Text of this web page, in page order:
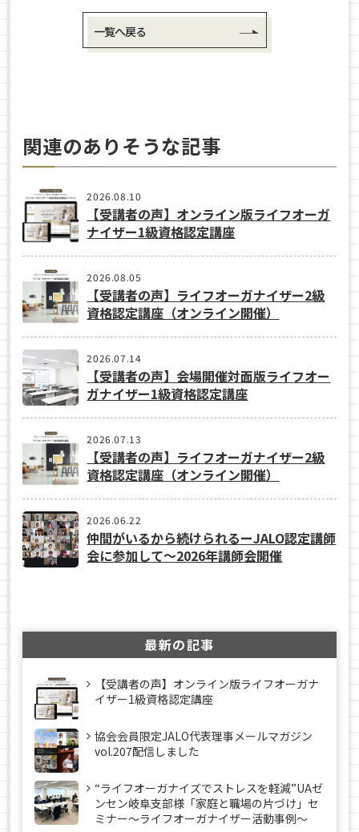
一覧へ戻る
関連のありそうな記事
2026.08.10
【受講者の声】オンライン版ライフオーガ
ナイザー1級資格認定講座
2026.08.05
【受講者の声】ライフオーガナイザー2級
資格認定講座（オンライン開催）
2026.07.14
【受講者の声】会場開催対面版ライフオー
ガナイザー1級資格認定講座
2026.07.13
【受講者の声】ライフオーガナイザー2級
資格認定講座（オンライン開催）
2026.06.22
仲間がいるから続けられるーJALO認定講師
会に参加して～2026年講師会開催
最新の記事
【受講者の声】オンライン版ライフオーガナ
イザー1級資格認定講座
協会会員限定JALO代表理事メールマガジン
vol.207配信しました
“ライフオーガナイズでストレスを軽減”UAゼ
ンセン岐阜支部様「家庭と職場の片づけ」セ
ミナー～ライフオーガナイザー活動事例〜